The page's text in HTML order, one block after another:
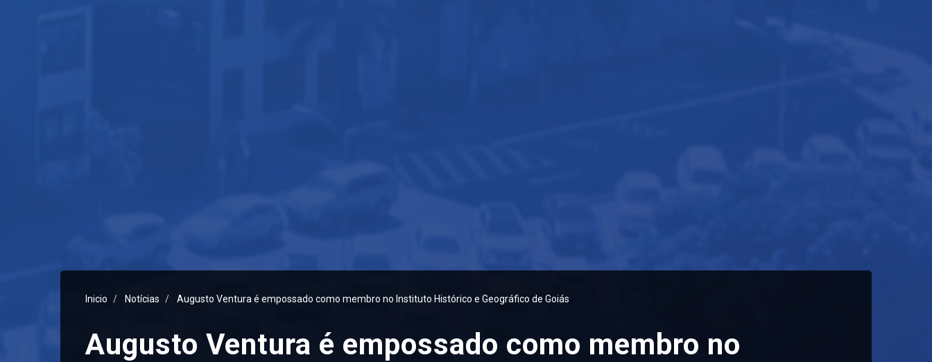
Inicio Notícias Augusto Ventura é empossado como membro no Instituto Histórico e Geográfico de Goiás
Augusto Ventura é empossado como membro no